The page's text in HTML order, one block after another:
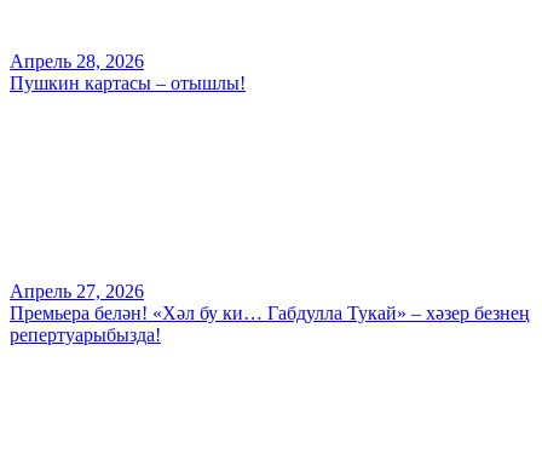
Апрель 28, 2026
Пушкин картасы – отышлы!
Апрель 27, 2026
Премьера белән! «Хәл бу ки… Габдулла Тукай» – хәзер безнең
репертуарыбызда!